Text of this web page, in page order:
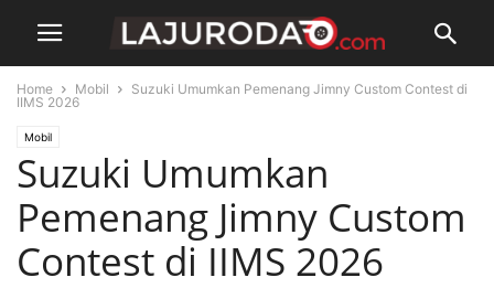
Home Mobil
Suzuki Umumkan Pemenang Jimny Custom Contest di
IIMS 2026
Mobil
Suzuki Umumkan
Pemenang Jimny Custom
Contest di IIMS 2026